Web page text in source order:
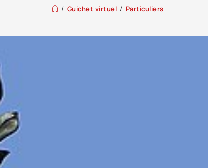
/ Guichet virtuel / Particuliers